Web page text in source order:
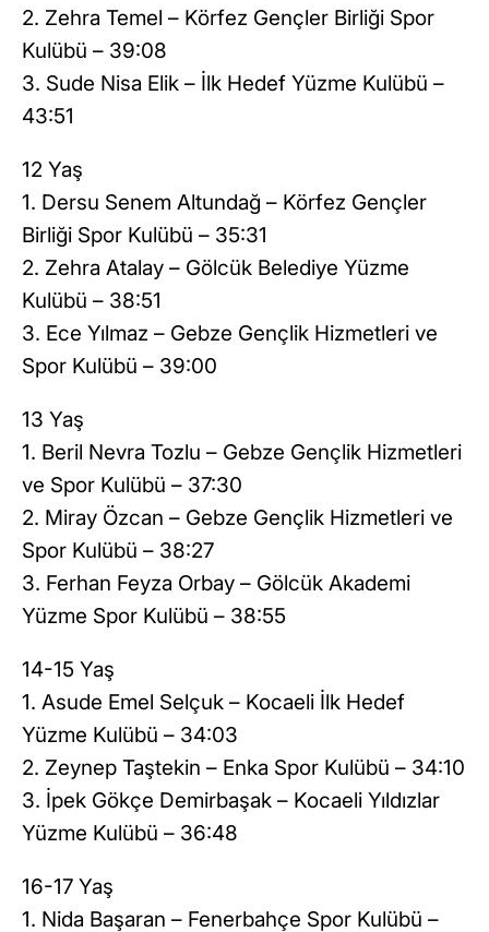
2. Zehra Temel – Körfez Gençler Birliği Spor
Kulübü – 39:08
3. Sude Nisa Elik – İlk Hedef Yüzme Kulübü –
43:51
12 Yaş
1. Dersu Senem Altundağ – Körfez Gençler
Birliği Spor Kulübü – 35:31
2. Zehra Atalay – Gölcük Belediye Yüzme
Kulübü – 38:51
3. Ece Yılmaz – Gebze Gençlik Hizmetleri ve
Spor Kulübü – 39:00
13 Yaş
1. Beril Nevra Tozlu – Gebze Gençlik Hizmetleri
ve Spor Kulübü – 37:30
2. Miray Özcan – Gebze Gençlik Hizmetleri ve
Spor Kulübü – 38:27
3. Ferhan Feyza Orbay – Gölcük Akademi
Yüzme Spor Kulübü – 38:55
14-15 Yaş
1. Asude Emel Selçuk – Kocaeli İlk Hedef
Yüzme Kulübü – 34:03
2. Zeynep Taştekin – Enka Spor Kulübü – 34:10
3. İpek Gökçe Demirbaşak – Kocaeli Yıldızlar
Yüzme Kulübü – 36:48
16-17 Yaş
1. Nida Başaran – Fenerbahçe Spor Kulübü –